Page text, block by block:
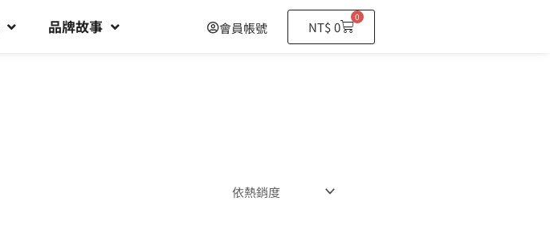
品牌故事 會員帳號 NT$0
0
購
物